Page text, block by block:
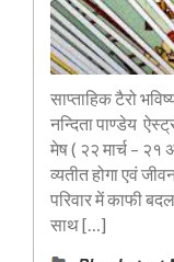
साप्ताहिक टैरो
नन्दिता पाण्डेय
मेष ( २२ मार्च –
व्यतीत होगा एवं
परिवार में काफी
साथ […]